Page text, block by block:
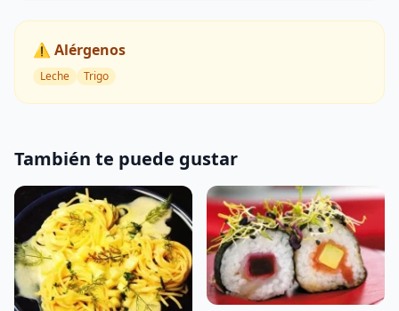
⚠️ Alérgenos
Leche Trigo
También te puede gustar